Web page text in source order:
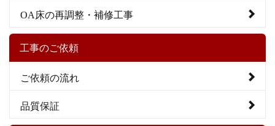
OA床の再調整・補修工事
工事のご依頼
ご依頼の流れ
品質保証